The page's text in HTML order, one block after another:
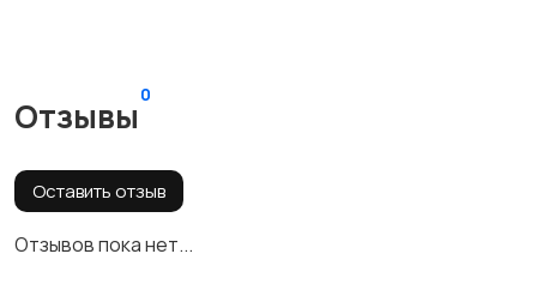
Отзывы
0
Оставить отзыв
Отзывов пока нет...